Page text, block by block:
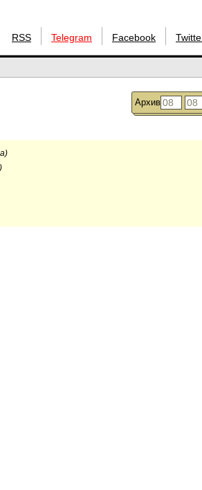
RSS Telegram Facebook
Архив